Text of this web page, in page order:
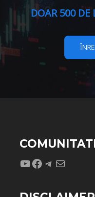
DOAR 500 DE
YouTube
Facebook
Telegram
Mail